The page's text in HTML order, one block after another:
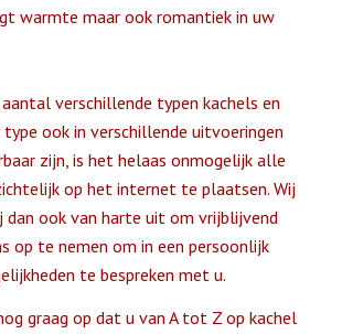
warmte maar ook romantiek in uw
verschillende typen kachels en
type ook in verschillende uitvoeringen
zijn, is het helaas onmogelijk alle
op het internet te plaatsen. Wij
dan ook van harte uit om vrijblijvend
op te nemen om in een persoonlijk
te bespreken met u.
graag op dat u van A tot Z op kachel